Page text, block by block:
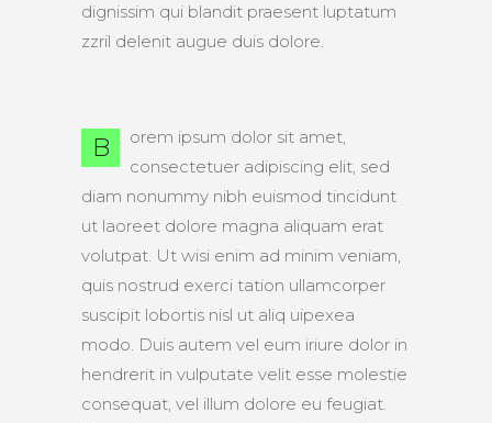
dignissim qui blandit praesent luptatum
zzril delenit augue duis dolore.
B
orem ipsum dolor sit amet,
consectetuer adipiscing elit, sed
diam nonummy nibh euismod tincidunt
ut laoreet dolore magna aliquam erat
volutpat. Ut wisi enim ad minim veniam,
quis nostrud exerci tation ullamcorper
suscipit lobortis nisl ut aliq uipexea
modo. Duis autem vel eum iriure dolor in
hendrerit in vulputate velit esse molestie
consequat, vel illum dolore eu feugiat.